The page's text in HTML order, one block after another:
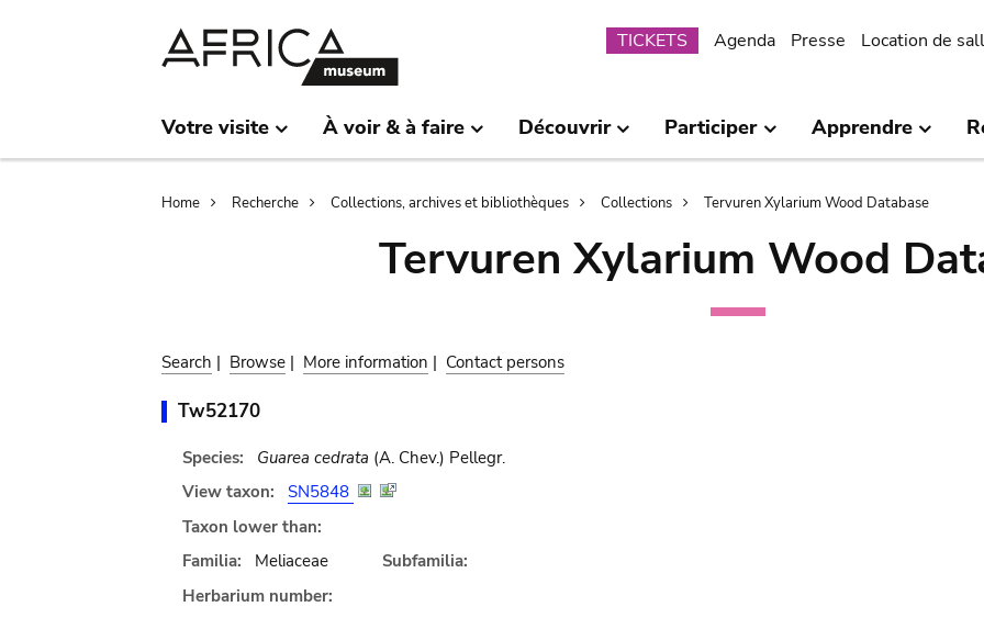
Submenu
TICKETS Agenda Presse Location de
Votre visite À voir & à faire Découvrir Participer Apprendre
Breadcrumb
Home Recherche Collections, archives et bibliothèques Collections Tervuren Xylarium Wood Database
Tervuren Xylarium Wood
Search | Browse | More information | Contact persons
Tw52170
Species: Guarea cedrata (A. Chev.) Pellegr.
View taxon:
SN5848
Taxon lower than:
Familia:
Meliaceae
Subfamilia:
Herbarium number: